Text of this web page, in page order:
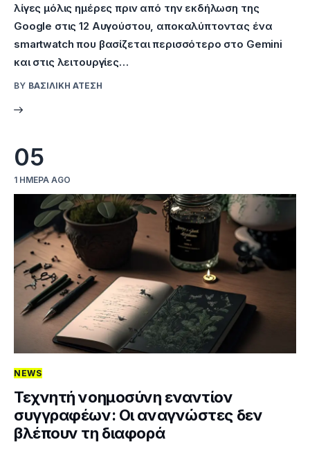
λίγες μόλις ημέρες πριν από την εκδήλωση της
Google στις 12 Αυγούστου, αποκαλύπτοντας ένα
smartwatch που βασίζεται περισσότερο στο Gemini
και στις λειτουργίες…
BY ΒΑΣΙΛΙΚΉ ΑΤΈΣΗ
05
1 ΗΜΈΡΑ AGO
NEWS
Τεχνητή νοημοσύνη εναντίον
συγγραφέων: Οι αναγνώστες δεν
βλέπουν τη διαφορά